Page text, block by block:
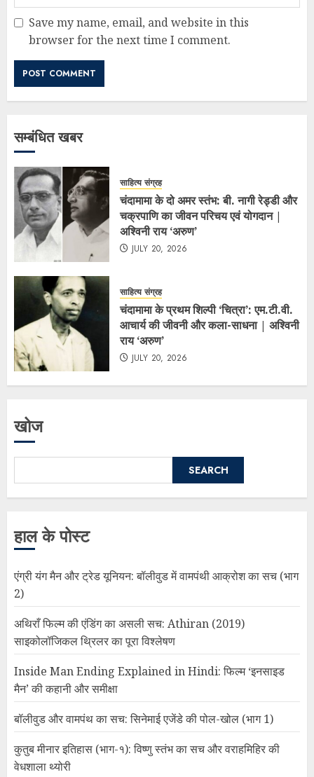
Save my name, email, and website in this
browser for the next time I comment.
सम्बंधित खबर
साहित्य संग्रह
चंदामामा के दो अमर स्तंभ: बी. नागी रेड्डी और
चक्रपाणि का जीवन परिचय एवं योगदान |
अश्विनी राय ‘अरुण’
JULY 20, 2026
साहित्य संग्रह
चंदामामा के प्रथम शिल्पी ‘चित्रा’: एम.टी.वी.
आचार्य की जीवनी और कला-साधना | अश्विनी
राय ‘अरुण’
JULY 20, 2026
खोज
SEARCH
हाल के पोस्ट
एंग्री यंग मैन और ट्रेड यूनियन: बॉलीवुड में वामपंथी आक्रोश का सच (भाग
2)
अथिराँ फिल्म की एंडिंग का असली सच: Athiran (2019)
साइकोलॉजिकल थ्रिलर का पूरा विश्लेषण
Inside Man Ending Explained in Hindi: फिल्म ‘इनसाइड
मैन’ की कहानी और समीक्षा
बॉलीवुड और वामपंथ का सच: सिनेमाई एजेंडे की पोल-खोल (भाग 1)
कुतुब मीनार इतिहास (भाग-१): विष्णु स्तंभ का सच और वराहमिहिर की
वेधशाला थ्योरी